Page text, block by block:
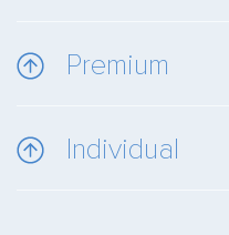
Premium
Individual